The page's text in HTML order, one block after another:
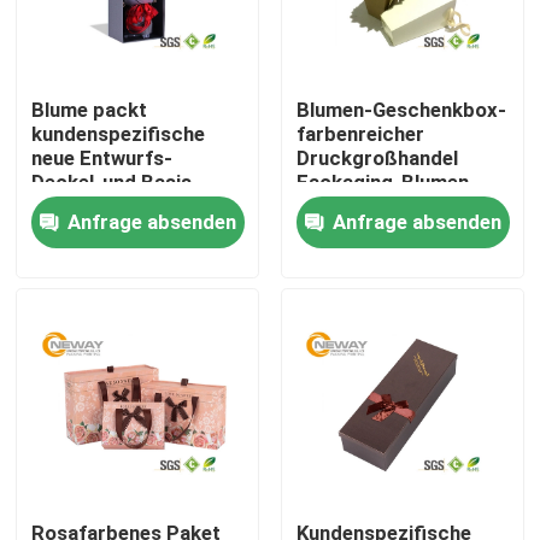
Qualitätskontrolle
Treten Sie mit uns in Verbindung
Gedruckte Verpacken-Kästen
Elektronik Verpacken-Kästen
Kosmetische Verpacken-Kisten
Blume packt
kundenspezifische
neue Entwurfs-
Deckel-und Basis-
quadratische Blumen-
Geschenkbox ein
Anfrage absenden
Blumen-Geschenkbox-
farbenreicher
Druckgroßhandel
Fackaging-Blumen-
Papier-Würfel
Anfrage absenden
Rosafarbenes Paket Kundenspezifische